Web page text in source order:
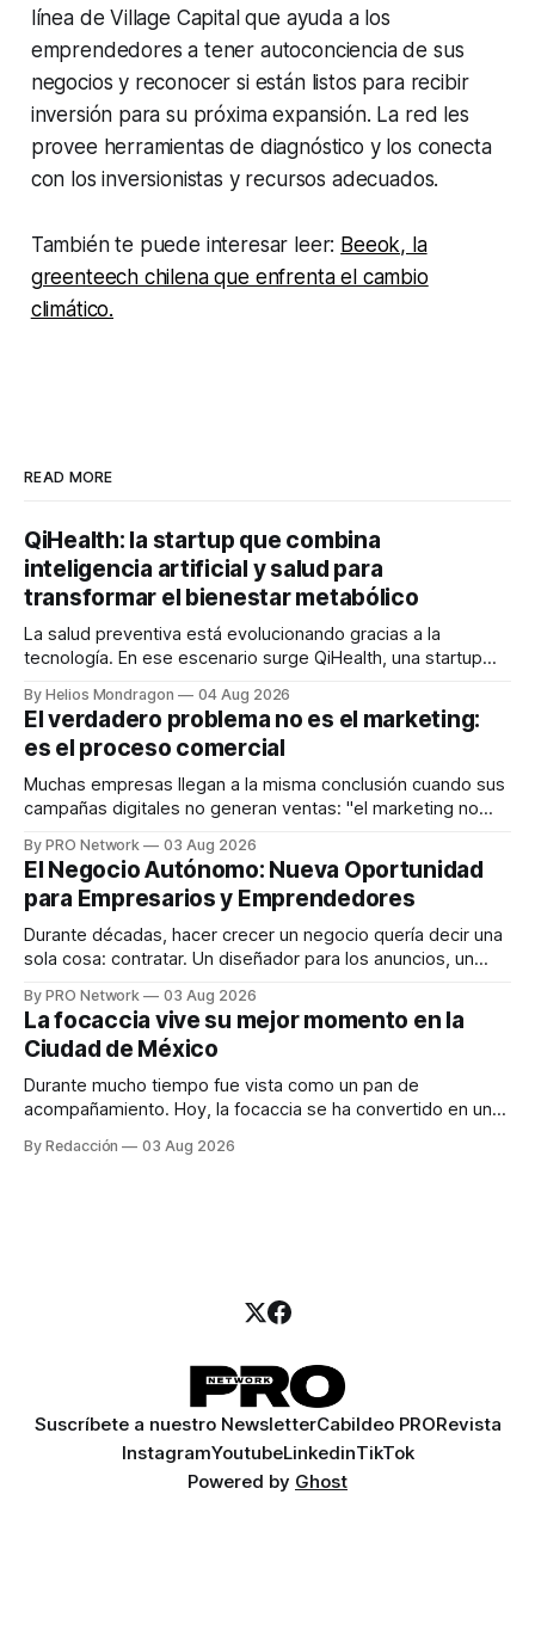
línea de Village Capital que ayuda a los
emprendedores a tener autoconciencia de sus
negocios y reconocer si están listos para recibir
inversión para su próxima expansión. La red les
provee herramientas de diagnóstico y los conecta
con los inversionistas y recursos adecuados.
También te puede interesar leer: Beeok, la
greenteech chilena que enfrenta el cambio
climático.
READ MORE
QiHealth: la startup que combina
inteligencia artificial y salud para
transformar el bienestar metabólico
La salud preventiva está evolucionando gracias a la
tecnología. En ese escenario surge QiHealth, una startup
dispositivos inteligentes, inteligencia artificial y monitoreo
en tiempo real para ayudar a las personas a tomar mejores
decisiones sobre su salud metabólica. Su propuesta busca
responder
By Helios Mondragon 04 Aug 2026
El verdadero problema no es el marketing:
es el proceso comercial
Muchas empresas llegan a la misma conclusión cuando sus
campañas digitales no generan ventas: "el marketing no
INTERIUS, el problema suele estar en otro lugar. Durante
una entrevista para el podcast SER PRO, el especialista en
marketing digital explicó que
By PRO Network 03 Aug 2026
El Negocio Autónomo: Nueva Oportunidad
para Empresarios y Emprendedores
Durante décadas, hacer crecer un negocio quería decir una
sola cosa: contratar. Un diseñador para los anuncios, un
para los textos, alguien que supiera de publicidad digital
para encontrar prospectos, un vendedor para atender
llamadas y mensajes, y —con suerte— una persona
By PRO Network 03 Aug 2026
La focaccia vive su mejor momento en la
Ciudad de México
Durante mucho tiempo fue vista como un pan de
acompañamiento. Hoy, la focaccia se ha convertido en uno
artesanal, ingredientes de calidad y experiencias que
By Redacción 03 Aug 2026
Suscríbete a nuestro NewsletterCabildeo PRORevista
InstagramYoutubeLinkedinTikTok
Powered by Ghost